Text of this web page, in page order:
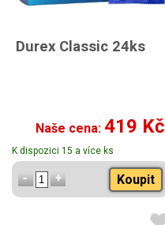
Durex Classic 24ks
Naše cena: 419 Kč
K dispozici 15 a více ks
Koupit